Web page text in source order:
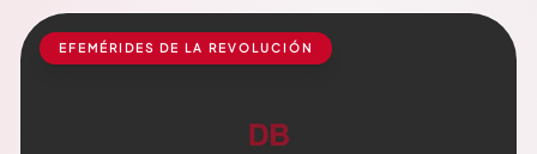
Read More
EFEMÉRIDES DE LA REVOLUCIÓN